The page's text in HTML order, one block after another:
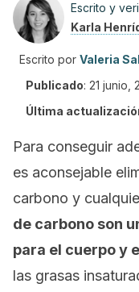
Escrito y
Karla
Escrito por Valeria
Publicado: 21 junio,
Última
Para conseguir
es aconsejable
carbono y
de carbono son
para el cuerpo y
las grasas